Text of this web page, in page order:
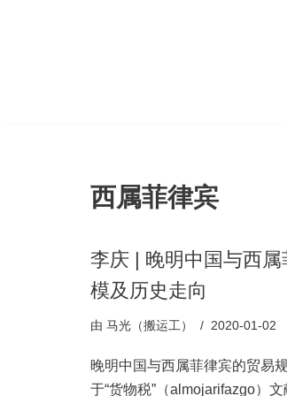
西属菲律宾
李庆 | 晚明中国与西
模及历史走向
由 马光（搬运工） 2020-01-02
晚明中国与西属菲律宾的贸
于“货物税”（almojarifazgo）